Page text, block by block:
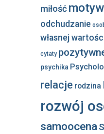
miłość
odchudzanie
własnej
cytaty
psychika
relacje rodzina
rozwój
samoocena